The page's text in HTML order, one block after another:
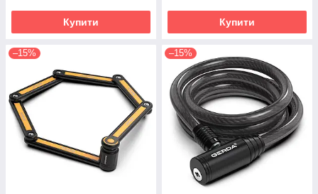
Купити Купити
–15% –15%